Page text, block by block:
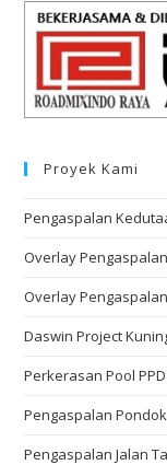
Proyek Kami
Pengaspalan
Overlay
Overlay
Daswin Project
Perkerasan Pool
Pengaspalan
Pengaspalan Jalan